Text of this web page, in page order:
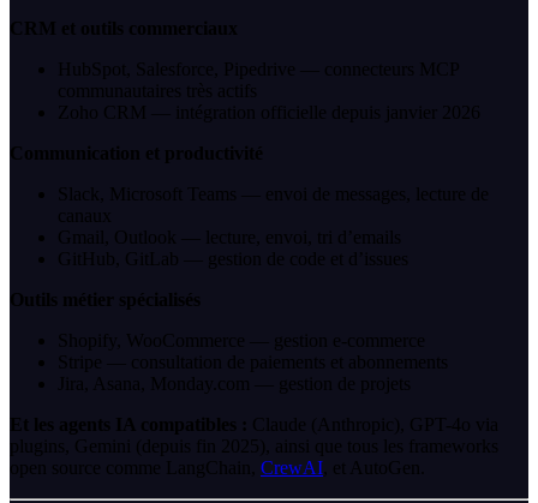
CRM et outils commerciaux
HubSpot, Salesforce, Pipedrive — connecteurs MCP
communautaires très actifs
Zoho CRM — intégration officielle depuis janvier 2026
Communication et productivité
Slack, Microsoft Teams — envoi de messages, lecture de
canaux
Gmail, Outlook — lecture, envoi, tri d’emails
GitHub, GitLab — gestion de code et d’issues
Outils métier spécialisés
Shopify, WooCommerce — gestion e-commerce
Stripe — consultation de paiements et abonnements
Jira, Asana, Monday.com — gestion de projets
Et les agents IA compatibles : Claude (Anthropic), GPT-4o via
plugins, Gemini (depuis fin 2025), ainsi que tous les frameworks
open source comme LangChain, CrewAI, et AutoGen.